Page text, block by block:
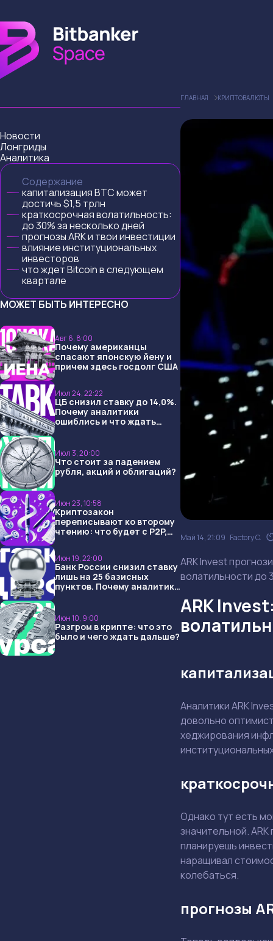
Новости
Лонгриды
Аналитика
Содержание
капитализация BTC может
достичь $1,5 трлн
краткосрочная волатильность:
до 30% за несколько дней
прогнозы ARK и твои инвестиции
влияние институциональных
инвесторов
что ждет Bitcoin в следующем
квартале
МОЖЕТ БЫТЬ ИНТЕРЕСНО
Авг 6, 8:00
Почему американцы
спасают японскую йену и
причем здесь госдолг США
Июл 24, 22:22
ЦБ снизил ставку до 14,0%.
Почему аналитики
ошиблись и что ждать
Июл 3, 20:00
Что стоит за падением
рубля, акций и облигаций?
Июн 23, 10:58
Криптозакон
переписывают ко второму
чтению: что будет с P2P,
Июн 19, 22:00
Банк России снизил ставку
лишь на 25 базисных
пунктов. Почему аналитики
Июн 10, 9:00
Разгром в крипте: что это
было и чего ждать дальше?
ГЛАВНАЯ КРИПТОВАЛЮТЫ
Май 14, 21:09 Factory C.
ARK Invest
волатильности до
ARK
Аналитики ARK
довольно
хеджирования
Однако тут есть
значительной.
планируешь
наращивал
колебаться.
прогнозы